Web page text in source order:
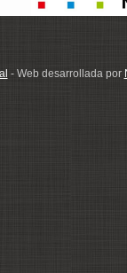
- Web desarrollada por